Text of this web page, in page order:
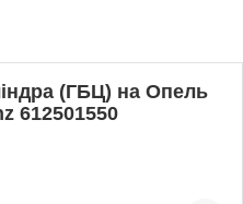
(ГБЦ) на Опель
612501550